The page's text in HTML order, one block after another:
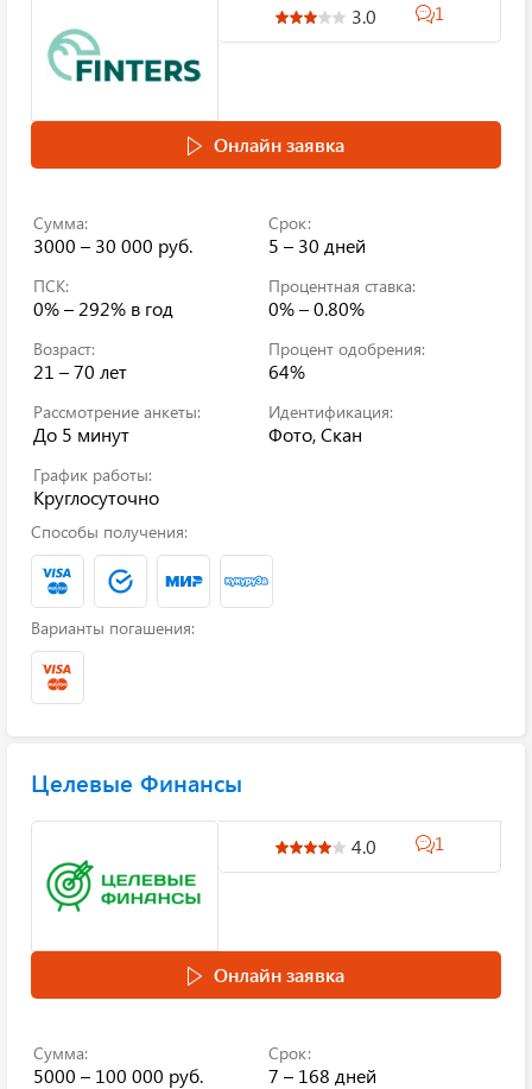
3.0 1
Онлайн заявка
Сумма:
3000 – 30 000 руб.
Срок:
5 – 30 дней
ПСК:
0% – 292% в год
Процентная ставка:
0% – 0.80%
Возраст:
21 – 70 лет
Процент одобрения:
64%
Рассмотрение анкеты:
До 5 минут
Идентификация:
Фото, Скан
График работы:
Круглосуточно
Способы получения:
Варианты погашения:
Целевые Финансы
4.0 1
Онлайн заявка
Сумма:
5000 – 100 000 руб.
Срок:
7 – 168 дней